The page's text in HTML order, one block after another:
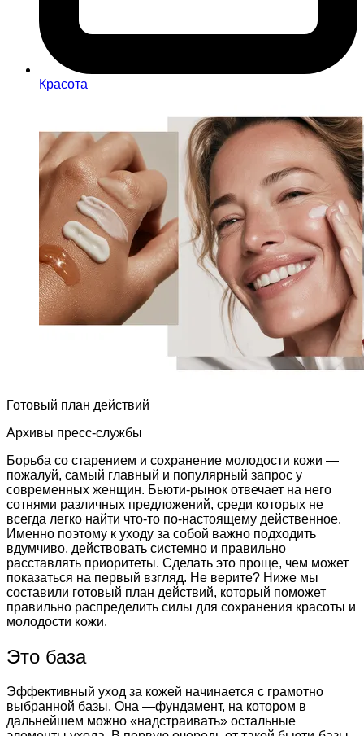
Красота
Готовый план действий
Архивы пресс-службы
Борьба со старением и сохранение молодости кожи —
пожалуй, самый главный и популярный запрос у
современных женщин. Бьюти-рынок отвечает на него
сотнями различных предложений, среди которых не
всегда легко найти что-то по-настоящему действенное.
Именно поэтому к уходу за собой важно подходить
вдумчиво, действовать системно и правильно
расставлять приоритеты. Сделать это проще, чем может
показаться на первый взгляд. Не верите? Ниже мы
составили готовый план действий, который поможет
правильно распределить силы для сохранения красоты и
молодости кожи.
Это база
Эффективный уход за кожей начинается с грамотно
выбранной базы. Она —фундамент, на котором в
дальнейшем можно «надстраивать» остальные